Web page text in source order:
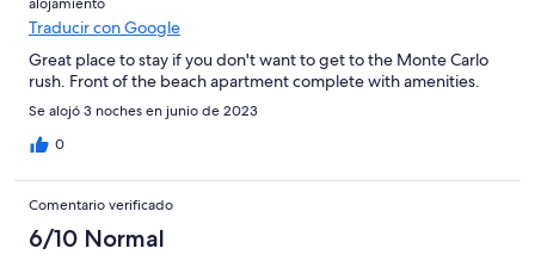
alojamiento
Traducir con Google
Great place to stay if you don't want to get to the Monte Carlo
rush. Front of the beach apartment complete with amenities.
Se alojó 3 noches en junio de 2023
0
Comentario verificado
6/10 Normal